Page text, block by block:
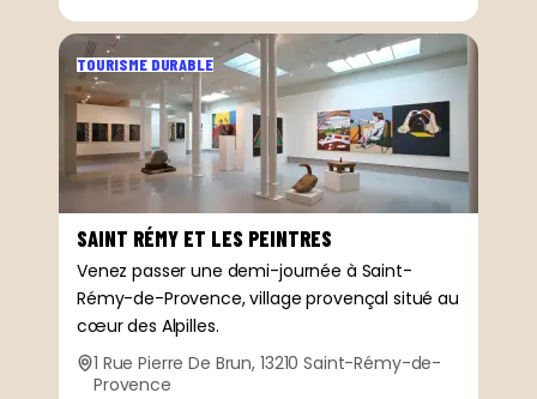
SAINT RÉMY ET LES PEINTRES
TOURISME DURABLE
Venez passer une demi-journée à Saint-
Rémy-de-Provence, village provençal situé au
cœur des Alpilles.
1 Rue Pierre De Brun, 13210 Saint-Rémy-de-
Provence